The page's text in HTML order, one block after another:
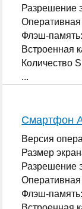
Разрешение
Флэш-
Встроенная
Количество
...
Смартфон
Версия
Размер
Разрешение
Флэш-